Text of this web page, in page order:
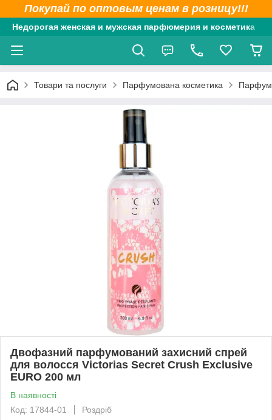
Покупай по оптовым ценам в розницу!!!
Недорогая женская и мужская парфюмерия и косметика
Товари та послуги Парфумована косметика
Двофазний парфумований захисний спрей
для волосся Victorias Secret Crush Exclusive
EURO 200 мл
В наявності
Код: 17844-01
Роздріб